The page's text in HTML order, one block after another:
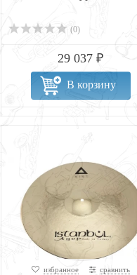
(0)
29 037 ₽
В корзину
избранное сравнить